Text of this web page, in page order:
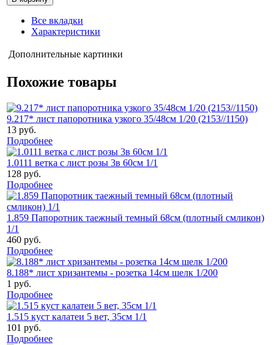
Все вкладки
Характеристики
Дополнительные картинки
Похожие товары
9.217* лист папоротника узкого 35/48см 1/20 (2153//1150)
13 руб.
Подробнее
1.0111 ветка с лист розы 3в 60см 1/1
128 руб.
Подробнее
1.859 Папоротник таежный темный 68см (плотный смликон)
1/1
460 руб.
Подробнее
8.188* лист хризантемы - розетка 14см шелк 1/200
1 руб.
Подробнее
1.515 куст калатеи 5 вет, 35см 1/1
101 руб.
Подробнее